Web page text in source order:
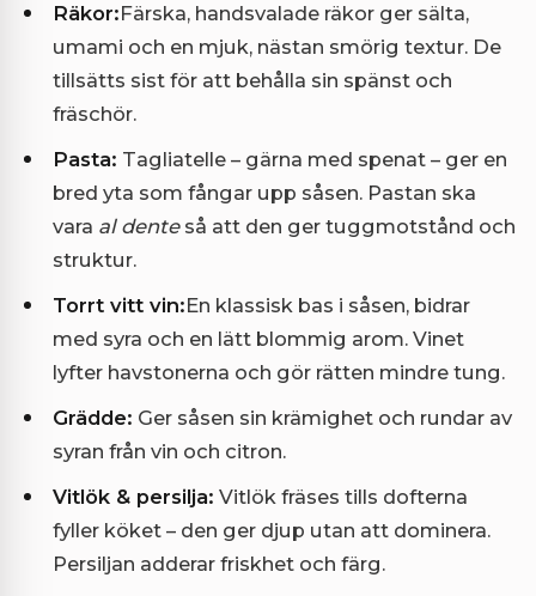
Räkor:Färska, handsvalade räkor ger sälta,
umami och en mjuk, nästan smörig textur. De
tillsätts sist för att behålla sin spänst och
fräschör.
Pasta: Tagliatelle – gärna med spenat – ger en
bred yta som fångar upp såsen. Pastan ska
vara al denteså att den ger tuggmotstånd och
struktur.
Torrt vitt vin:En klassisk bas i såsen, bidrar
med syra och en lätt blommig arom. Vinet
lyfter havstonerna och gör rätten mindre tung.
Grädde: Ger såsen sin krämighet och rundar av
syran från vin och citron.
Vitlök & persilja: Vitlök fräses tills dofterna
fyller köket – den ger djup utan att dominera.
Persiljan adderar friskhet och färg.